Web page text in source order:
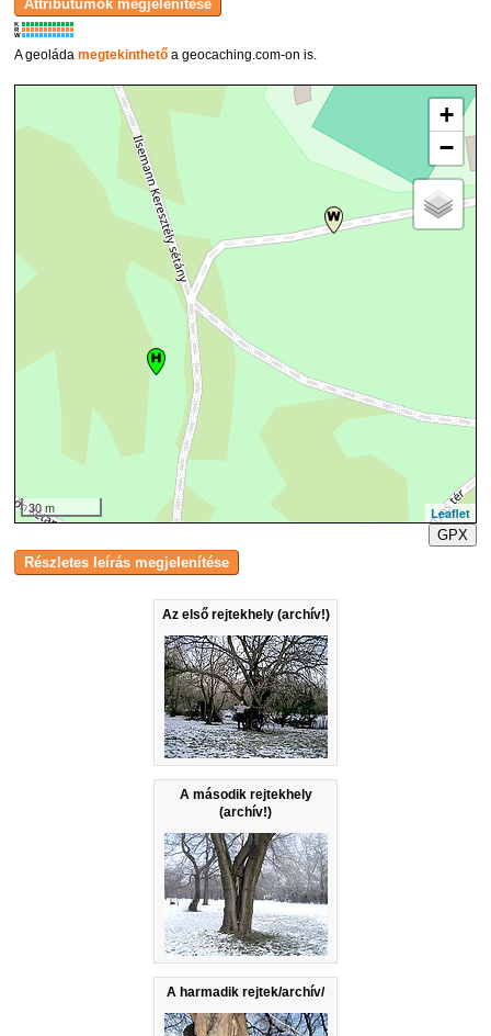
Az első rejtekhely (archív!)
A második rejtekhely
(archív!)
A harmadik rejtek/archív/
K
R
W
A geoládamegtekinthető a geocaching.com-on is.
+
−
30 m
Leaflet
GPX